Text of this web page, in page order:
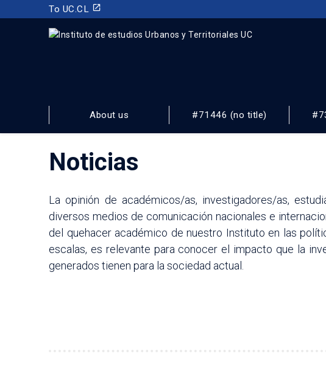
To UC.CL launch
Y TERRITORIALES
FACULTAD DE ARQUITECTURA, DISEÑO Y ESTUDIOS URBANOS
About us #71446 (no title)
Noticias
La opinión de académicos/as, investigadores/as,
diversos medios de comunicación nacionales e
del quehacer académico de nuestro Instituto en las
escalas, es relevante para conocer el impacto que la
generados tienen para la sociedad actual.